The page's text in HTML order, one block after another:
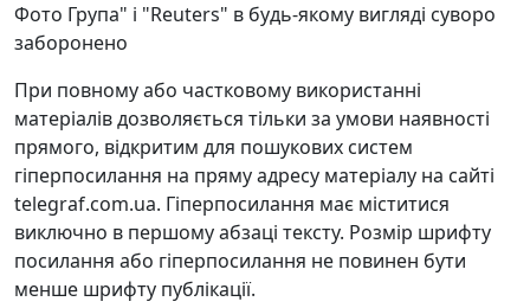
Фото Група" і "Reuters" в будь-якому вигляді суворо
заборонено
При повному або частковому використанні
матеріалів дозволяється тільки за умови наявності
прямого, відкритим для пошукових систем
гіперпосилання на пряму адресу матеріалу на сайті
telegraf.com.ua. Гіперпосилання має міститися
виключно в першому абзаці тексту. Розмір шрифту
посилання або гіперпосилання не повинен бути
менше шрифту публікації.